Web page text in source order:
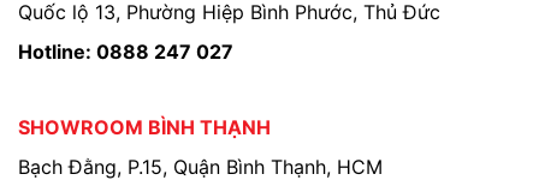
Quốc lộ 13, Phường Hiệp Bình Phước, Thủ Đức
Hotline: 0888 247 027
SHOWROOM BÌNH THẠNH
Bạch Đằng, P.15, Quận Bình Thạnh, HCM